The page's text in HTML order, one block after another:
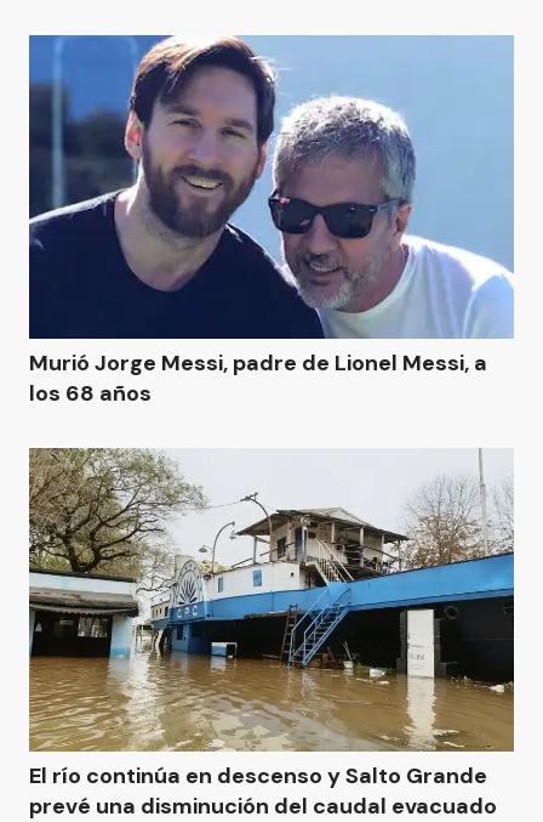
Murió Jorge Messi, padre de Lionel Messi, a
los 68 años
El río continúa en descenso y Salto Grande
prevé una disminución del caudal evacuado